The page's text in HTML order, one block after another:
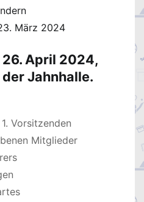
März 2024
April 2024,
Jahnhalle.
Vorsitzenden
Mitglieder